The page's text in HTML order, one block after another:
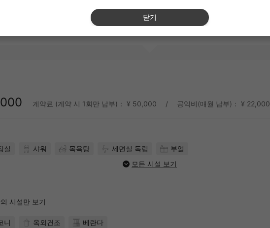
8 개의 방이 검색되었습니다.
계약료 (계약 시 1회만 납부)： ¥ 50,000 공익비(매월 납부)： ¥ 22,000
실 샤워 목욕탕 세면실 독립 부엌
모든 시설 보기
시설만 보기
니 옥외건조 베란다